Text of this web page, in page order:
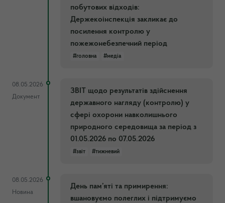
побутових відходів:
Держекоінспекція закликає до
посилення контролю у
пожежонебезпечний період
#головна #медіа
08.05.2026
Документ
ЗВІТ щодо результатів здійснення
державного нагляду (контролю) у
сфері охорони навколишнього
природного середовища за період з
01.05.2026 по 07.05.2026
#звіт #тижневий
08.05.2026
Новина
День пам’яті та примирення:
вшановуємо полеглих і підтримуємо